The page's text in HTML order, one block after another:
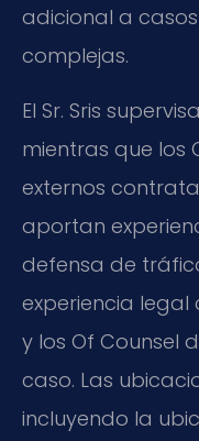
adicional a
complejas.
El Sr. Sris
mientras que los
externos
aportan
defensa de
experiencia legal
y los Of Counsel
caso. Las
incluyendo la